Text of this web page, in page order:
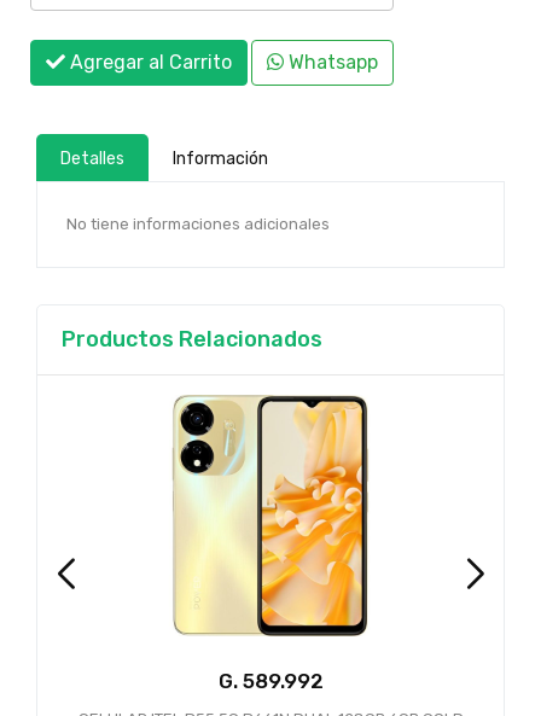
Agregar al Carrito Whatsapp
Detalles Información
No tiene informaciones adicionales
Productos Relacionados
G. 589.992